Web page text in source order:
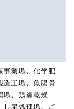
事業場、化学肥
造工場、魚腸骨
場、鶏糞乾燥
し尿処理場、ご